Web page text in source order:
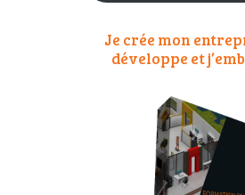
Je crée mon
développe et